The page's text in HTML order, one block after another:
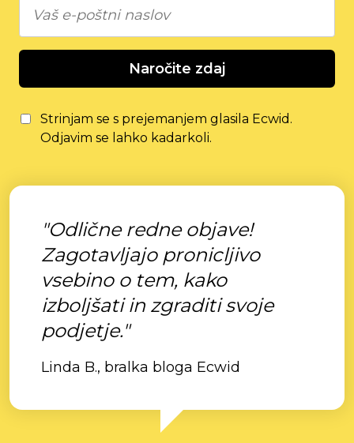
Naročite zdaj
Strinjam se s prejemanjem glasila Ecwid.
Odjavim se lahko kadarkoli.
"Odlične redne objave!
Zagotavljajo pronicljivo
vsebino o tem, kako
izboljšati in zgraditi svoje
podjetje."
Linda B., bralka bloga Ecwid